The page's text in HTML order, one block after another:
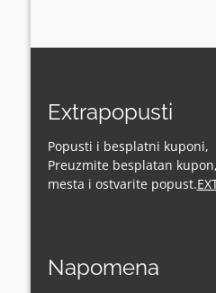
Extrapopusti
Popusti i besplatni kuponi,
Preuzmite besplatan
mesta i ostvarite popust.
Napomena